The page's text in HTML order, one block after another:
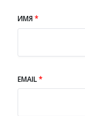
ИМЯ*
EMAIL*